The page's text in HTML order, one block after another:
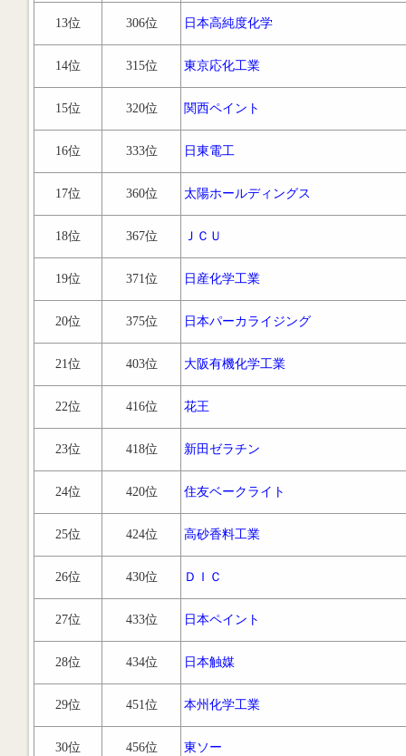
13位 306位 日本高純度化学
14位 315位 東京応化工業
15位 320位 関西ペイント
16位 333位 日東電工
17位 360位 太陽ホールディングス
18位 367位 ＪＣＵ
19位 371位 日産化学工業
20位 375位 日本パーカライジング
21位 403位 大阪有機化学工業
22位 416位 花王
23位 418位 新田ゼラチン
24位 420位 住友ベークライト
25位 424位 高砂香料工業
26位 430位 ＤＩＣ
27位 433位 日本ペイント
28位 434位 日本触媒
29位 451位 本州化学工業
30位 456位 東ソー